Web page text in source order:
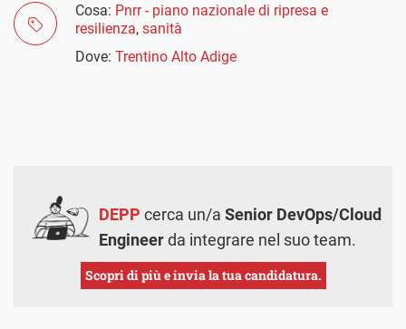
Cosa: Pnrr - piano nazionale di ripresa e
resilienza, sanità
Dove: Trentino Alto Adige
DEPP cerca un/a Senior DevOps/Cloud
Engineerda integrare nel suo team.
Scopri di più e invia la tua candidatura.